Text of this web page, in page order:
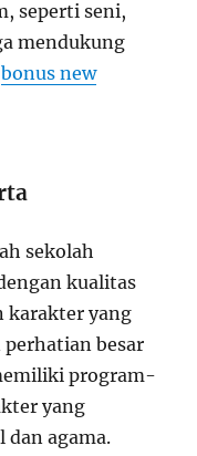
seperti seni,
mendukung
bonus new
sekolah
kualitas
karakter yang
besar
program-
yang
agama.